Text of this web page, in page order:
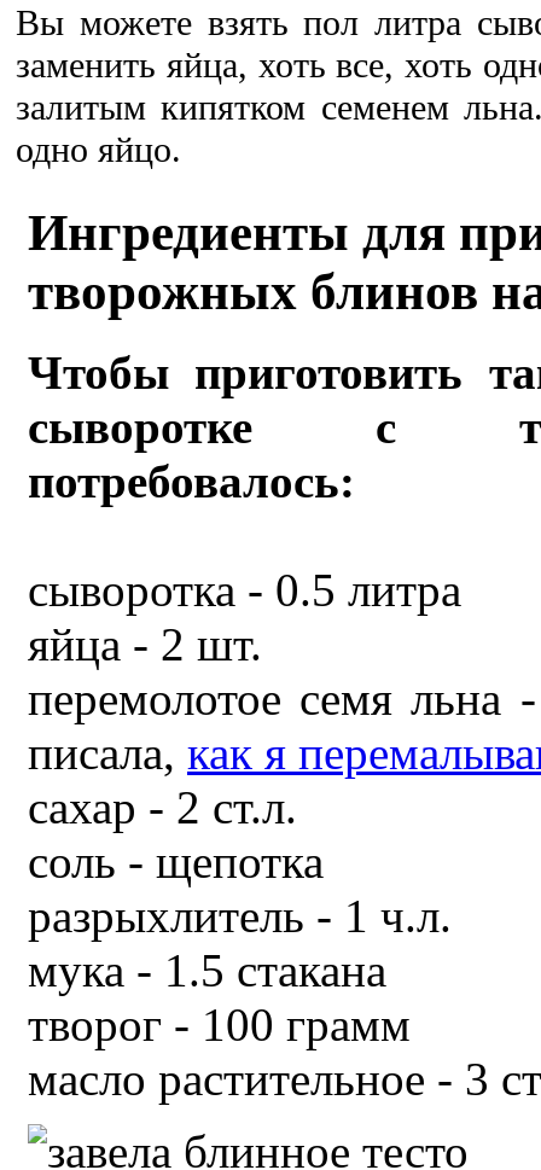
Вы можете взять пол литра
заменить яйца, хоть все, хоть
залитым кипятком семенем
одно яйцо.
Ингредиенты для
творожных блинов
Чтобы приготовить
сыворотке с
потребовалось:
сыворотка - 0.5 литра
яйца - 2 шт.
перемолотое семя льна
писала, как я
сахар - 2 ст.л.
соль - щепотка
разрыхлитель - 1 ч.л.
мука - 1.5 стакана
творог - 100 грамм
масло растительное - 3